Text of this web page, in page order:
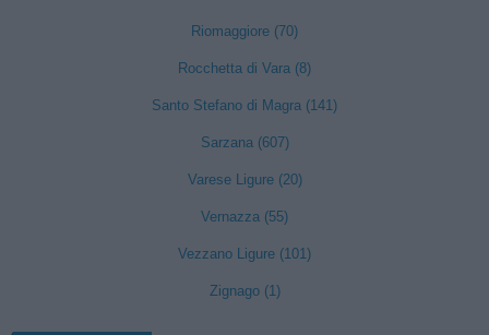
Riomaggiore (70)
Rocchetta di Vara (8)
Santo Stefano di Magra (141)
Sarzana (607)
Varese Ligure (20)
Vernazza (55)
Vezzano Ligure (101)
Zignago (1)